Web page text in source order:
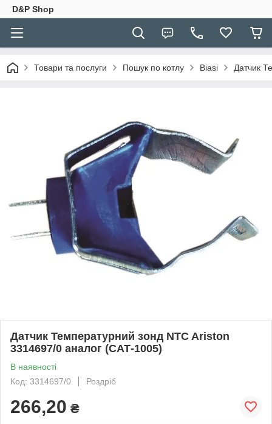
D&P Shop
Товари та послуги Пошук по котлу Biasi Датчик
Датчик Температурний зонд NTC Ariston
3314697/0 аналог (САТ-1005)
В наявності
Код: 3314697/0
Роздріб
266,20 ₴